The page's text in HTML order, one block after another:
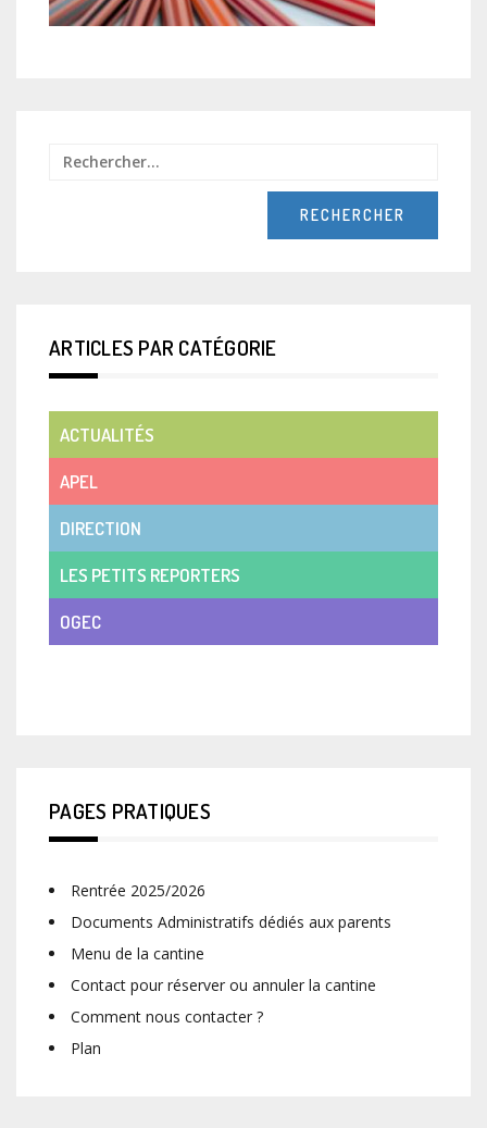
ARTICLES PAR CATÉGORIE
ACTUALITÉS
APEL
DIRECTION
LES PETITS REPORTERS
OGEC
PAGES PRATIQUES
Rentrée 2025/2026
Documents Administratifs dédiés aux parents
Menu de la cantine
Contact pour réserver ou annuler la cantine
Comment nous contacter ?
Plan